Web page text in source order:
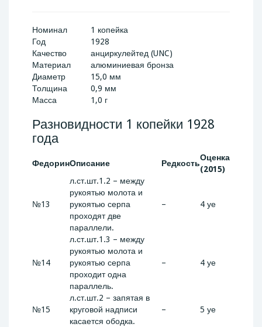
Номинал
1 копейка
Год
1928
Качество
анциркулейтед (UNC)
Материал
алюминиевая бронза
Диаметр
15,0 мм
Толщина
0,9 мм
Масса
1,0 г
Разновидности 1 копейки 1928
года
ФедоринОписание Редкость
Оценка
(2015)
№13
л.ст.шт.1.2 – между
рукоятью молота и
рукоятью серпа
проходят две
параллели.
– 4 уе
№14
л.ст.шт.1.3 – между
рукоятью молота и
рукоятью серпа
проходит одна
параллель.
– 4 уе
№15
л.ст.шт.2 – запятая в
круговой надписи
касается ободка.
– 5 уе